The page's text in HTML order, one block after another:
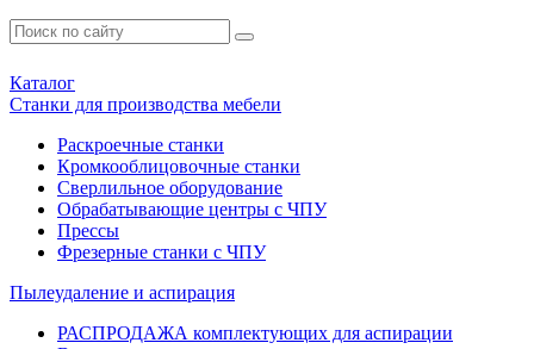
Каталог
Станки для производства мебели
Раскроечные станки
Кромкооблицовочные станки
Сверлильное оборудование
Обрабатывающие центры с ЧПУ
Прессы
Фрезерные станки с ЧПУ
Пылеудаление и аспирация
РАСПРОДАЖА комплектующих для аспирации